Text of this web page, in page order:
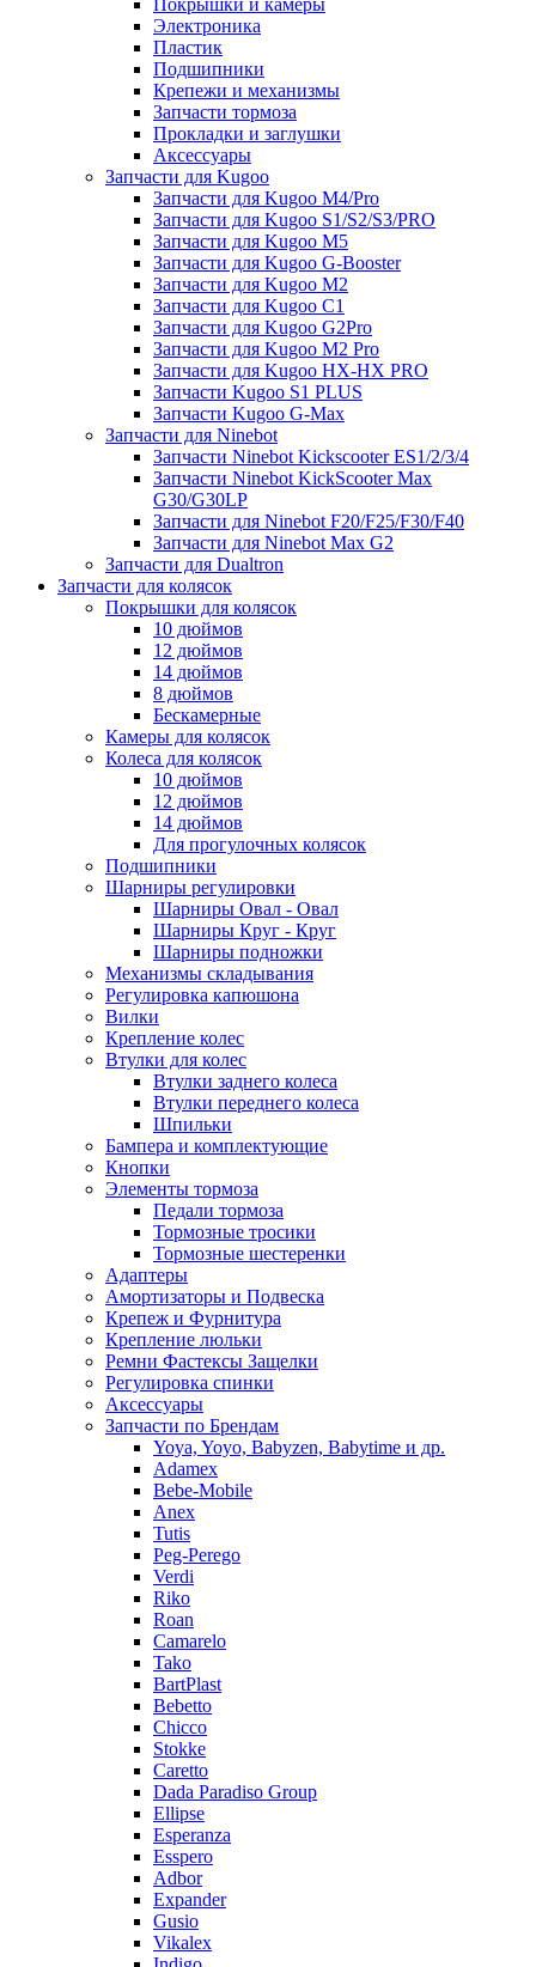
Покрышки и камеры
Электроника
Пластик
Подшипники
Крепежи и механизмы
Запчасти тормоза
Прокладки и заглушки
Аксессуары
Запчасти для Kugoo
Запчасти для Kugoo M4/Pro
Запчасти для Kugoo S1/S2/S3/PRO
Запчасти для Kugoo M5
Запчасти для Kugoo G-Booster
Запчасти для Kugoo M2
Запчасти для Kugoo C1
Запчасти для Kugoo G2Pro
Запчасти для Kugoo M2 Pro
Запчасти для Kugoo HX-HX PRO
Запчасти Kugoo S1 PLUS
Запчасти Kugoo G-Max
Запчасти для Ninebot
Запчасти Ninebot Kickscooter ES1/2/3/4
Запчасти Ninebot KickScooter Max
G30/G30LP
Запчасти для Ninebot F20/F25/F30/F40
Запчасти для Ninebot Max G2
Запчасти для Dualtron
Запчасти для колясок
Покрышки для колясок
10 дюймов
12 дюймов
14 дюймов
8 дюймов
Бескамерные
Камеры для колясок
Колеса для колясок
10 дюймов
12 дюймов
14 дюймов
Для прогулочных колясок
Подшипники
Шарниры регулировки
Шарниры Овал - Овал
Шарниры Круг - Круг
Шарниры подножки
Механизмы складывания
Регулировка капюшона
Вилки
Крепление колес
Втулки для колес
Втулки заднего колеса
Втулки переднего колеса
Шпильки
Бампера и комплектующие
Кнопки
Элементы тормоза
Педали тормоза
Тормозные тросики
Тормозные шестеренки
Адаптеры
Амортизаторы и Подвеска
Крепеж и Фурнитура
Крепление люльки
Ремни Фастексы Защелки
Регулировка спинки
Аксессуары
Запчасти по Брендам
Yoya, Yoyo, Babyzen, Babytime и др.
Adamex
Bebe-Mobile
Anex
Tutis
Peg-Perego
Verdi
Riko
Roan
Camarelo
Tako
BartPlast
Bebetto
Chicco
Stokke
Caretto
Dada Paradiso Group
Ellipse
Esperanza
Esspero
Adbor
Expander
Gusio
Vikalex